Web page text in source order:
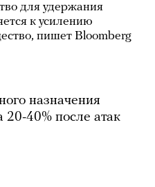
для удержания
к усилению
пишет Bloomberg
назначения
40% после атак